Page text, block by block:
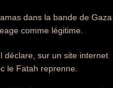
dans la bande de Gaza
comme légitime.
déclare, sur un site internet
le Fatah reprenne.